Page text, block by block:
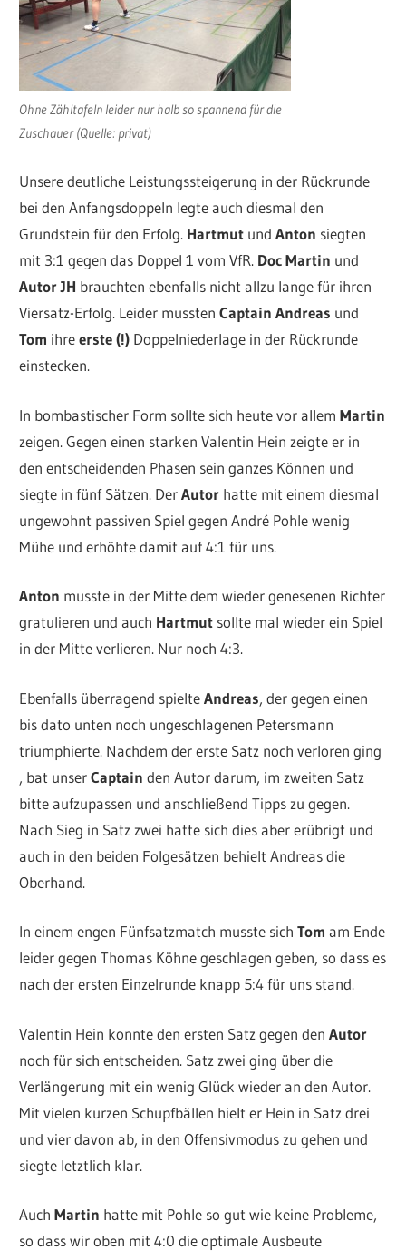
Ohne Zähltafeln leider nur halb so spannend für die
Zuschauer (Quelle: privat)
Unsere deutliche Leistungssteigerung in der Rückrunde
bei den Anfangsdoppeln legte auch diesmal den
Grundstein für den Erfolg. Hartmut undAnton siegten
mit 3:1 gegen das Doppel 1 vom VfR. Doc Martin und
Autor JH brauchten ebenfalls nicht allzu lange für ihren
Viersatz-Erfolg. Leider musstenCaptain Andreas und
Tom ihreerste (!) Doppelniederlage in der Rückrunde
einstecken.
In bombastischer Form sollte sich heute vor allemMartin
zeigen. Gegen einen starken Valentin Hein zeigte er in
den entscheidenden Phasen sein ganzes Können und
siegte in fünf Sätzen. DerAutor hatte mit einem diesmal
ungewohnt passiven Spiel gegen André Pohle wenig
Mühe und erhöhte damit auf 4:1 für uns.
Anton musste in der Mitte dem wieder genesenen Richter
gratulieren und auch Hartmut sollte mal wieder ein Spiel
in der Mitte verlieren. Nur noch 4:3.
Ebenfalls überragend spielteAndreas, der gegen einen
bis dato unten noch ungeschlagenen Petersmann
triumphierte. Nachdem der erste Satz noch verloren ging
, bat unserCaptain den Autor darum, im zweiten Satz
bitte aufzupassen und anschließend Tipps zu gegen.
Nach Sieg in Satz zwei hatte sich dies aber erübrigt und
auch in den beiden Folgesätzen behielt Andreas die
Oberhand.
In einem engen Fünfsatzmatch musste sichTom am Ende
leider gegen Thomas Köhne geschlagen geben, so dass es
nach der ersten Einzelrunde knapp 5:4 für uns stand.
Valentin Hein konnte den ersten Satz gegen denAutor
noch für sich entscheiden. Satz zwei ging über die
Verlängerung mit ein wenig Glück wieder an den Autor.
Mit vielen kurzen Schupfbällen hielt er Hein in Satz drei
und vier davon ab, in den Offensivmodus zu gehen und
siegte letztlich klar.
AuchMartin hatte mit Pohle so gut wie keine Probleme,
so dass wir oben mit 4:0 die optimale Ausbeute